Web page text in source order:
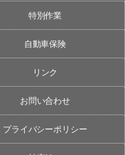
特別作業
自動車保険
リンク
お問い合わせ
プライバシーポリシー